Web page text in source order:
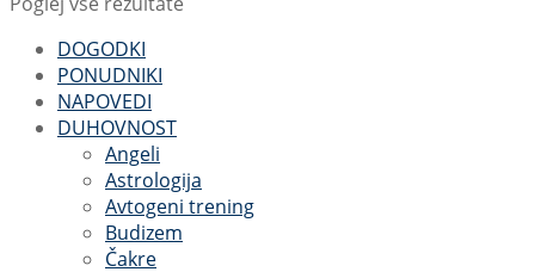
DOGODKI
PONUDNIKI
NAPOVEDI
DUHOVNOST
Angeli
Astrologija
Avtogeni trening
Budizem
Čakre